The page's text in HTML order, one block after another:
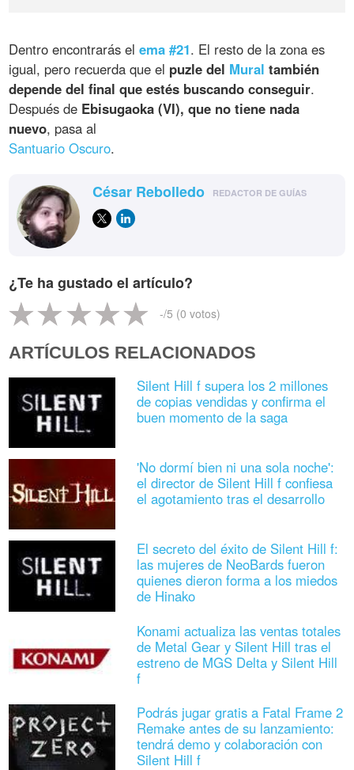
Dentro encontrarás elema #21. El resto de la zona es
igual, pero recuerda que el puzle del Mural también
depende del final que estés buscando conseguir.
Después de Ebisugaoka (VI), que no tiene nada
nuevo, pasa al
Santuario Oscuro.
César Rebolledo REDACTOR DE GUÍAS
¿Te ha gustado el artículo?
-/5 (0 votos)
ARTÍCULOS RELACIONADOS
Silent Hill f supera los 2 millones
de copias vendidas y confirma el
buen momento de la saga
'No dormí bien ni una sola noche':
el director de Silent Hill f confiesa
el agotamiento tras el desarrollo
El secreto del éxito de Silent Hill f:
las mujeres de NeoBards fueron
quienes dieron forma a los miedos
de Hinako
Konami actualiza las ventas totales
de Metal Gear y Silent Hill tras el
estreno de MGS Delta y Silent Hill
f
Podrás jugar gratis a Fatal Frame 2
Remake antes de su lanzamiento:
tendrá demo y colaboración con
Silent Hill f